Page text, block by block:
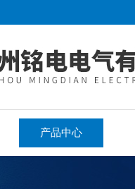
产品中心